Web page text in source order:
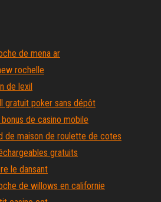
de mena ar
rochelle
de lexil
gratuit poker sans dépôt
de casino mobile
de maison de roulette de cotes
gratuits
le dansant
de willows en californie